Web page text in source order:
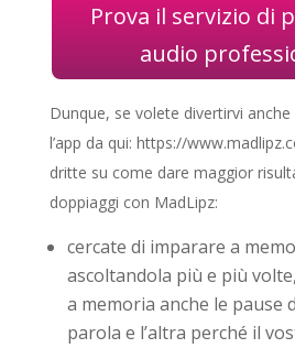
Prova il servizio di
audio
Dunque, se volete divertirvi
l’app da qui: https://
dritte su come dare maggior
doppiaggi con MadLipz:
cercate di imparare a
ascoltandola più e più
a memoria anche le pause
parola e l’altra perché il